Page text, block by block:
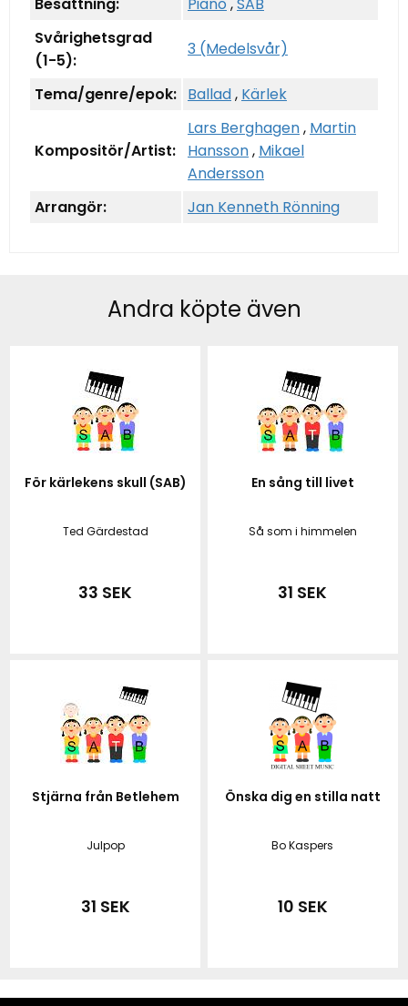
Svårighetsgrad
(1-5):
3 (Medelsvår)
Tema/genre/epok: Ballad, Kärlek
Kompositör/Artist:
Lars Berghagen, Martin
Hansson, Mikael
Andersson
Arrangör:
Jan Kenneth Rönning
Andra köpte även
För kärlekens skull (SAB)
Ted Gärdestad
33 SEK
En sång till livet
Så som i himmelen
31 SEK
Stjärna från Betlehem
Julpop
31 SEK
Önska dig en stilla natt
Bo Kaspers
10 SEK